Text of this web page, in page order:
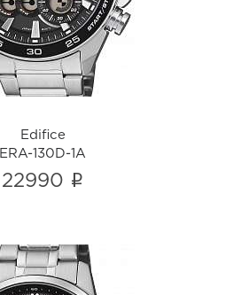
i
Edifice
ERA-130D-1A
22990 i